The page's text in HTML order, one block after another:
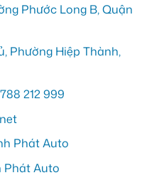
Phước Long B, Quận
Phường Hiệp Thành,
212 999
Phát Auto
Phát Auto